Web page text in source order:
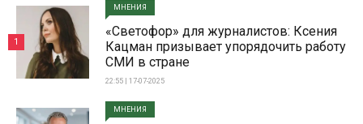
МНЕНИЯ
«Светофор» для журналистов: Ксения
Кацман призывает упорядочить работу
СМИ в стране
22:55 | 17-07-2025
1
МНЕНИЯ